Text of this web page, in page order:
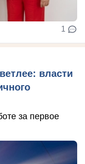
1
власти
за первое